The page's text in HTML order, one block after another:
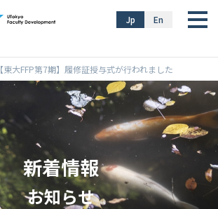
En
Jp
【東大FFP第7期】履修証授与式が行われました
新着情報
お知らせ